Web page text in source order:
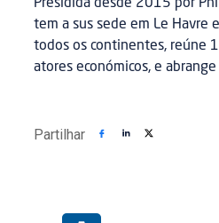
Presidida desde 2015 por
tem a sus sede em Le Havre
todos os continentes, reúne
atores económicos, e
Partilhar